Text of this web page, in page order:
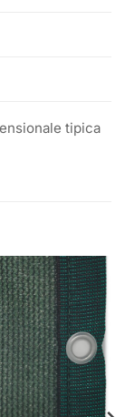
tipica